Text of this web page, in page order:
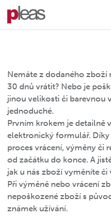
Nemáte z dodaného zboží
30 dnů vrátit? Nebo je
jinou velikosti či barevnou
jednoduché.
Prvním krokem je detailně
elektronický formulář.
proces vrácení, výměny či
od začátku do konce. A
jak u nás zboží vyměníte
Při výměně nebo vrácení
nepoškozené zboží s
známek užívání.